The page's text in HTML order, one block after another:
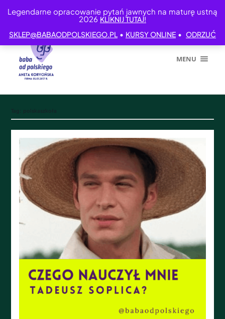
Legendarne opracowanie pytań jawnych na maturę ustną
2026 KLIKNIJ TUTAJ!
SKLEP@BABAODPOLSKIEGO.PL • KURSY ONLINE • ODRZUĆ
MENU